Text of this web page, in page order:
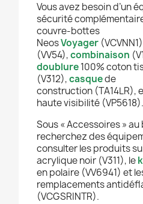
Vous avez besoin d’un
sécurité
couvre-bottes
NeosVoyager
(VV54),combinaison
doublure100% coton
(V312),casquede
construction (TA14LR),
haute visibilité (VP5618).
Sous « Accessoires »
recherchez des
consulter les produits
acrylique noir (V311), le
en polaire (VV6941) et
remplacements
(VCGSRINTR).